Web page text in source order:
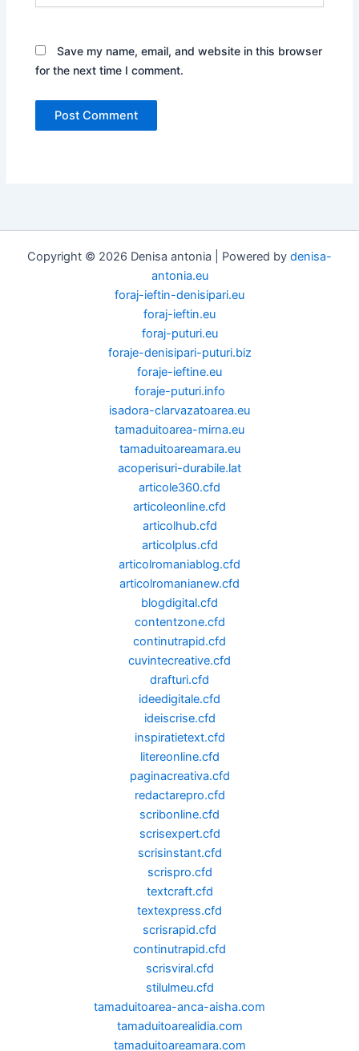
Save my name, email, and website in this browser
for the next time I comment.
Copyright © 2026 Denisa antonia | Powered by denisa-
antonia.eu
foraj-ieftin-denisipari.eu
foraj-ieftin.eu
foraj-puturi.eu
foraje-denisipari-puturi.biz
foraje-ieftine.eu
foraje-puturi.info
isadora-clarvazatoarea.eu
tamaduitoarea-mirna.eu
tamaduitoareamara.eu
acoperisuri-durabile.lat
articole360.cfd
articoleonline.cfd
articolhub.cfd
articolplus.cfd
articolromaniablog.cfd
articolromanianew.cfd
blogdigital.cfd
contentzone.cfd
continutrapid.cfd
cuvintecreative.cfd
drafturi.cfd
ideedigitale.cfd
ideiscrise.cfd
inspiratietext.cfd
litereonline.cfd
paginacreativa.cfd
redactarepro.cfd
scribonline.cfd
scrisexpert.cfd
scrisinstant.cfd
scrispro.cfd
textcraft.cfd
textexpress.cfd
scrisrapid.cfd
continutrapid.cfd
scrisviral.cfd
stilulmeu.cfd
tamaduitoarea-anca-aisha.com
tamaduitoarealidia.com
tamaduitoareamara.com